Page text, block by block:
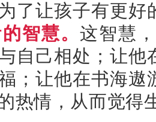
了让孩子有更好
智慧。 这智慧
自己相处；让
；让他在书海
热情，从而觉得